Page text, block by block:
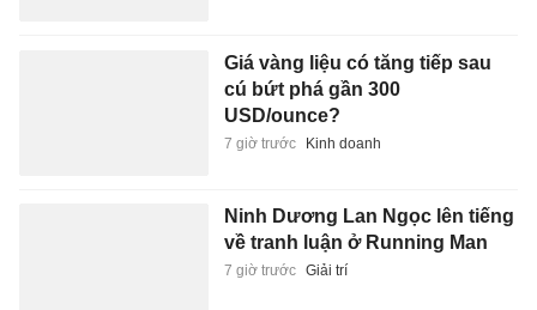
Giá vàng liệu có tăng tiếp sau
cú bứt phá gần 300
USD/ounce?
7 giờ trước Kinh doanh
Ninh Dương Lan Ngọc lên tiếng
về tranh luận ở Running Man
7 giờ trước Giải trí